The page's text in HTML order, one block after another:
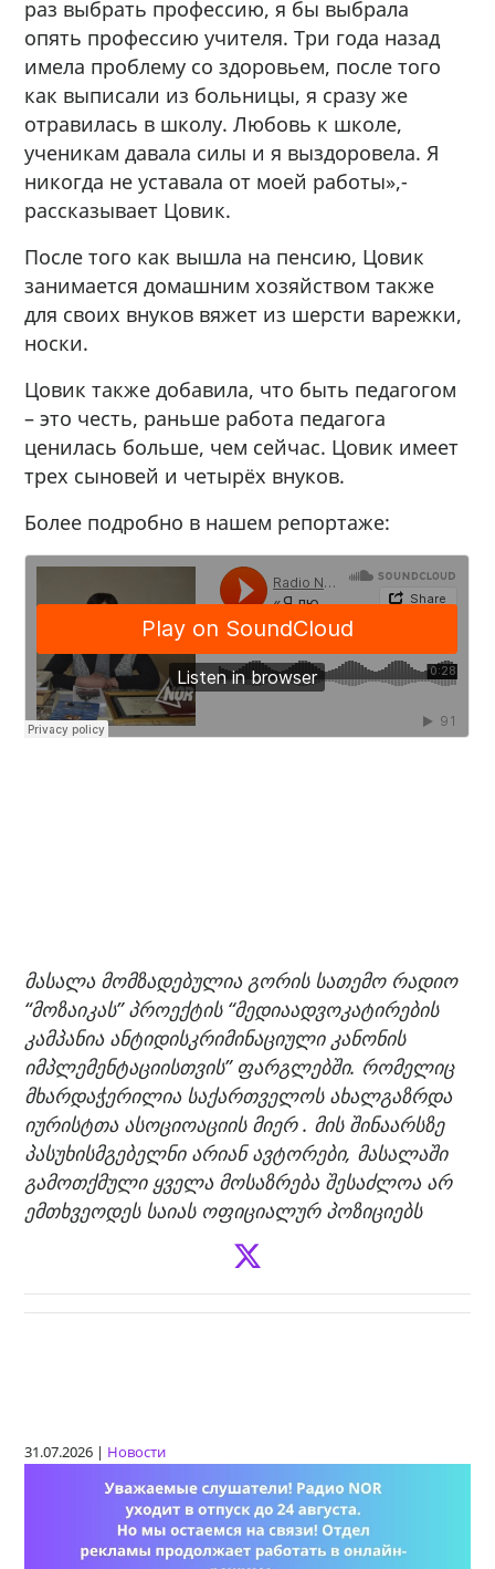
раз выбрать профессию, я бы выбрала
опять профессию учителя. Три года назад
имела проблему со здоровьем, после того
как выписали из больницы, я сразу же
отравилась в школу. Любовь к школе,
ученикам давала силы и я выздоровела. Я
никогда не уставала от моей работы»,-
рассказывает Цовик.
После того как вышла на пенсию, Цовик
занимается домашним хозяйством также
для своих внуков вяжет из шерсти варежки,
носки.
Цовик также добавила, что быть педагогом
– это честь, раньше работа педагога
ценилась больше, чем сейчас. Цовик имеет
трех сыновей и четырёх внуков.
Более подробно в нашем репортаже:
მასალა მომზადებულია გორის სათემო რადიო
“მოზაიკას” პროექტის “მედიაადვოკატირების
კამპანია ანტიდისკრიმინაციული კანონის
იმპლემენტაციისთვის” ფარგლებში. რომელიც
მხარდაჭერილია საქართველოს ახალგაზრდა
იურისტთა ასოციოაციის მიერ . მის შინაარსზე
პასუხისმგებელნი არიან ავტორები, მასალაში
გამოთქმული ყველა მოსაზრება შესაძლოა არ
ემთხვეოდეს საიას ოფიციალურ პოზიციებს
31.07.2026 | Новости